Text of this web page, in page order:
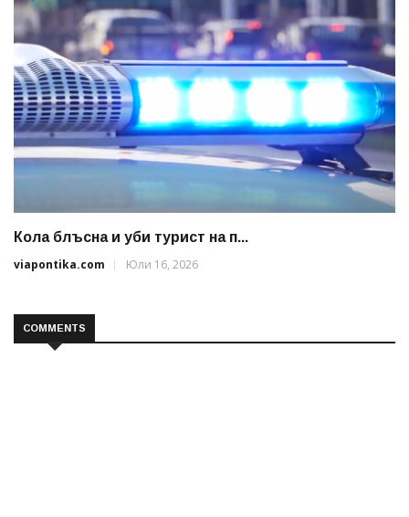
Кола блъсна и уби турист на п...
viapontika.com
Юли 16, 2026
COMMENTS